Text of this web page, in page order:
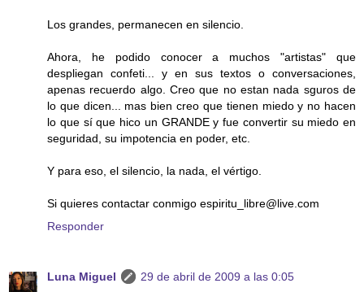
Los grandes, permanecen en silencio.
Ahora, he podido conocer a muchos "artistas" que
despliegan confeti... y en sus textos o conversaciones,
apenas recuerdo algo. Creo que no estan nada sguros de
lo que dicen... mas bien creo que tienen miedo y no hacen
lo que sí que hico un GRANDE y fue convertir su miedo en
seguridad, su impotencia en poder, etc.
Y para eso, el silencio, la nada, el vértigo.
Si quieres contactar conmigo espiritu_libre@live.com
Responder
Luna Miguel
29 de abril de 2009 a las 0:05